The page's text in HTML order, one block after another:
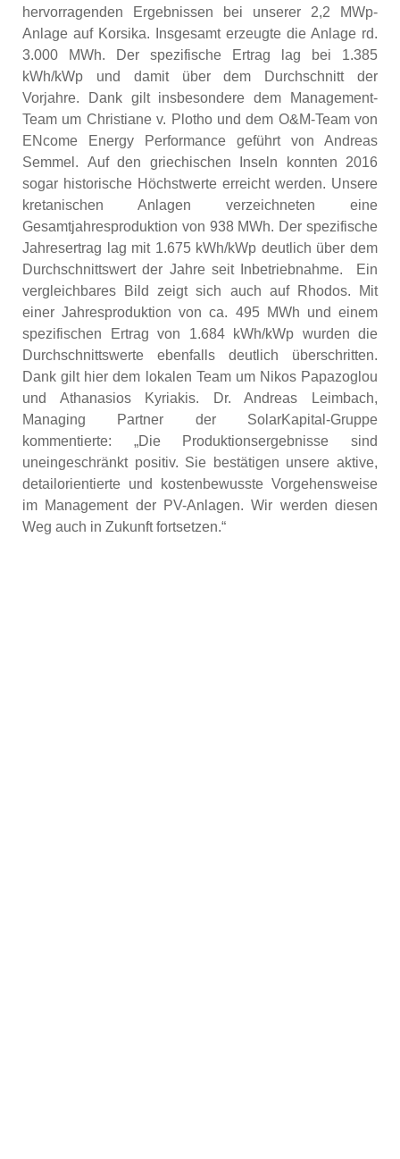
hervorragenden Ergebnissen bei unserer 2,2 MWp-
Anlage auf Korsika. Insgesamt erzeugte die Anlage rd.
3.000 MWh. Der spezifische Ertrag lag bei 1.385
kWh/kWp und damit über dem Durchschnitt der
Vorjahre. Dank gilt insbesondere dem Management-
Team um Christiane v. Plotho und dem O&M-Team von
ENcome Energy Performance geführt von Andreas
Semmel. Auf den griechischen Inseln konnten 2016
sogar historische Höchstwerte erreicht werden. Unsere
kretanischen Anlagen verzeichneten eine
Gesamtjahresproduktion von 938 MWh. Der spezifische
Jahresertrag lag mit 1.675 kWh/kWp deutlich über dem
Durchschnittswert der Jahre seit Inbetriebnahme. Ein
vergleichbares Bild zeigt sich auch auf Rhodos. Mit
einer Jahresproduktion von ca. 495 MWh und einem
spezifischen Ertrag von 1.684 kWh/kWp wurden die
Durchschnittswerte ebenfalls deutlich überschritten.
Dank gilt hier dem lokalen Team um Nikos Papazoglou
und Athanasios Kyriakis. Dr. Andreas Leimbach,
Managing Partner der SolarKapital-Gruppe
kommentierte: „Die Produktionsergebnisse sind
uneingeschränkt positiv. Sie bestätigen unsere aktive,
detailorientierte und kostenbewusste Vorgehensweise
im Management der PV-Anlagen. Wir werden diesen
Weg auch in Zukunft fortsetzen.“